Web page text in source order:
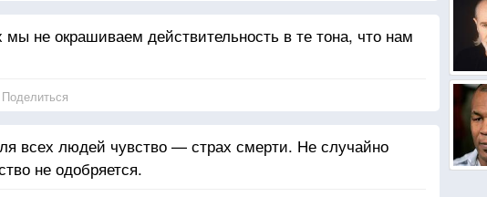
не окрашиваем действительность в те тона, что нам
Поделиться
всех людей чувство — страх смерти. Не случайно
не одобряется.